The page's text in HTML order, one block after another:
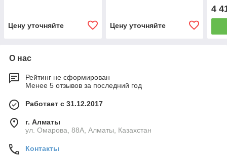
Цену уточняйте Цену уточняйте
4
О нас
Рейтинг не сформирован
Менее 5 отзывов за последний год
Работает с 31.12.2017
г. Алматы
ул. Омарова, 88А, Алматы, Казахстан
Контакты